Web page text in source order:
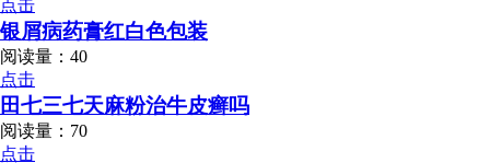
点击
银屑病药膏红白色包装
阅读量：40
点击
田七三七天麻粉治牛皮癣吗
阅读量：70
点击